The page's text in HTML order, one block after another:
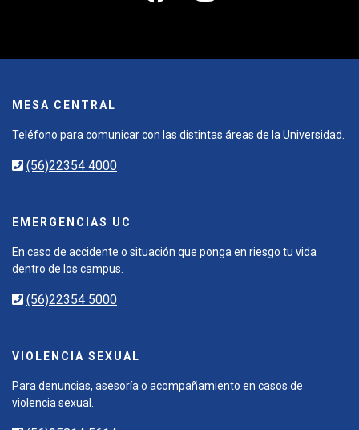
MESA CENTRAL
Teléfono para comunicar con las distintas áreas de la Universidad.
(56)22354 4000
EMERGENCIAS UC
En caso de accidente o situación que ponga en riesgo tu vida
dentro de los campus.
(56)22354 5000
VIOLENCIA SEXUAL
Para denuncias, asesoría o acompañamiento en casos de
violencia sexual.